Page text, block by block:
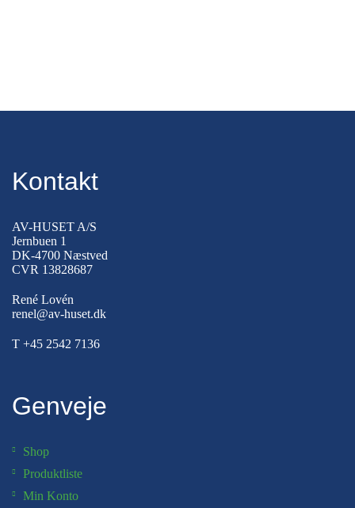
Kontakt
AV-HUSET A/S
Jernbuen 1
DK-4700 Næstved
CVR 13828687
René Lovén
renel@av-huset.dk
T +45 2542 7136
Genveje
Shop
Produktliste
Min Konto